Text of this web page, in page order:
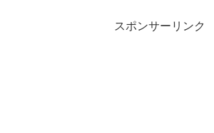
スポンサーリンク